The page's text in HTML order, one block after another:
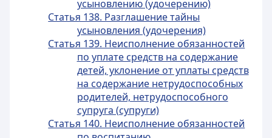
усыновлению (удочерению)
Статья 138. Разглашение тайны
усыновления (удочерения)
Статья 139. Неисполнение обязанностей
по уплате средств на содержание
детей, уклонение от уплаты средств
на содержание нетрудоспособных
родителей, нетрудоспособного
супруга (супруги)
Статья 140. Неисполнение обязанностей